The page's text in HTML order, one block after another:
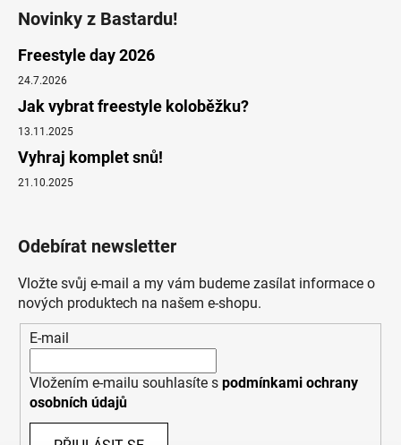
Novinky z Bastardu!
Freestyle day 2026
24.7.2026
Jak vybrat freestyle koloběžku?
13.11.2025
Vyhraj komplet snů!
21.10.2025
Odebírat newsletter
Vložte svůj e-mail a my vám budeme zasílat informace o
nových produktech na našem e-shopu.
E-mail
Vložením e-mailu souhlasíte s podmínkami ochrany
osobních údajů